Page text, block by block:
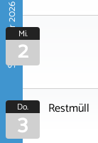
September 2026Mi.
2
Do.
3 Restmüll